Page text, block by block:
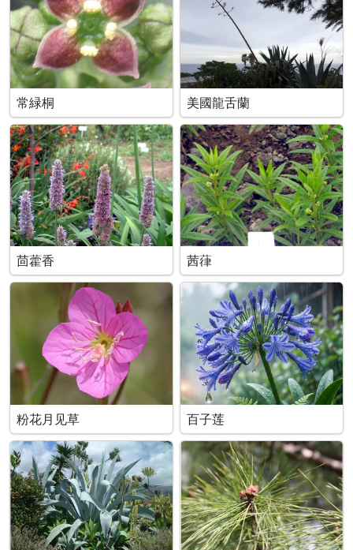
常緑桐 美國龍舌蘭
茴藿香 茜葎
粉花月见草 百子莲